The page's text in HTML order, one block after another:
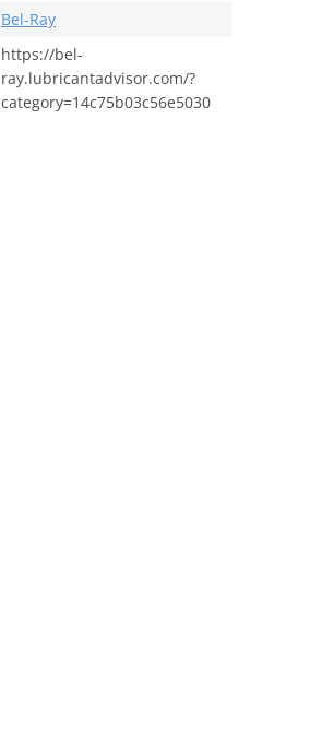
Bel-Ray
https://bel-
ray.lubricantadvisor.com/?
category=14c75b03c56e5030